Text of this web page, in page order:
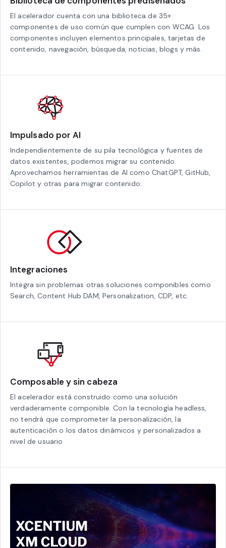
El acelerador cuenta con una biblioteca de 35+
componentes de uso común que cumplen con WCAG. Los
componentes incluyen elementos principales, tarjetas de
contenido, navegación, búsqueda, noticias, blogs y más.
Impulsado por AI
Independientemente de su pila tecnológica y fuentes de
datos existentes, podemos migrar su contenido.
Aprovechamos herramientas de AI como ChatGPT, GitHub,
Copilot y otras para migrar contenido.
Integraciones
Integra sin problemas otras soluciones componibles como
Search, Content Hub DAM, Personalization, CDP, etc.
Composable y sin cabeza
El acelerador está construido como una solución
verdaderamente componible. Con la tecnología headless,
no tendrá que comprometer la personalización, la
autenticación o los datos dinámicos y personalizados a
nivel de usuario